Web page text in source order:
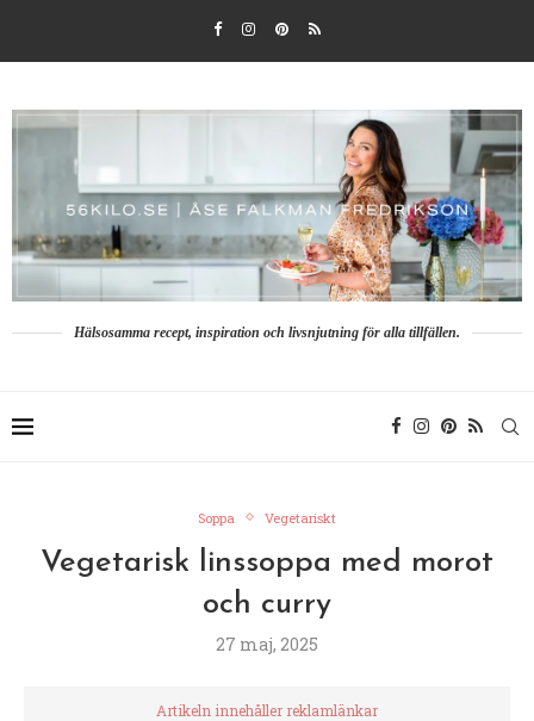
Hälsosamma recept, inspiration och livsnjutning för alla tillfällen.
Soppa Vegetariskt
Vegetarisk linssoppa med morot
och curry
27 maj, 2025
Artikeln innehåller reklamlänkar